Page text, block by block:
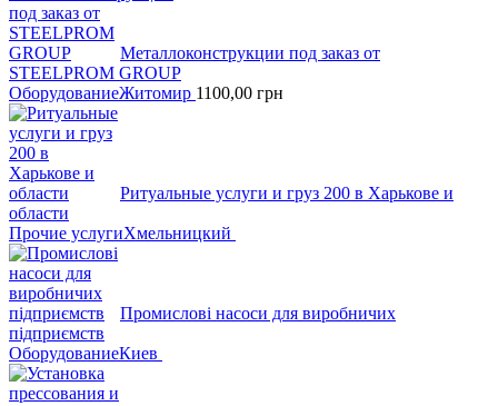
Металлоконструкции под заказ от
STEELPROM GROUP
ОборудованиеЖитомир 1100,00 грн
Ритуальные услуги и груз 200 в Харькове и
области
Прочие услугиХмельницкий
Промислові насоси для виробничих
підприємств
ОборудованиеКиев